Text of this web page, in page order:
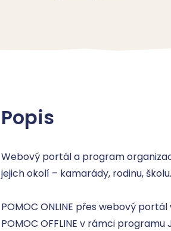
Popis
Webový portál a program
jejich okolí – kamarády, rodinu, školu.
POMOC ONLINE přes webový
POMOC OFFLINE v rámci